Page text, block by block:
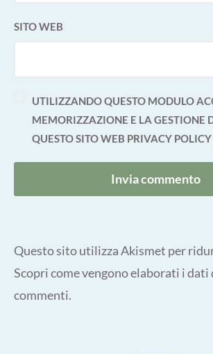
SITO WEB
UTILIZZANDO QUESTO MODULO
MEMORIZZAZIONE E LA GESTIONE
QUESTO SITO WEB PRIVACY POLICY
Questo sito utilizza Akismet per
Scopri come vengono elaborati i
commenti.